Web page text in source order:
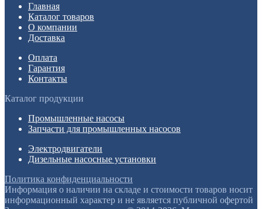
Главная
Каталог товаров
О компании
Доставка
Оплата
Гарантия
Контакты
Каталог продукции
Промышленные насосы
Запчасти для промышленных насосов
Электродвигатели
Дизельные насосные установки
Политика конфиденциальности
Информация о наличии на складе и стоимости товаров носит
информационный характер и не является публичной офертой